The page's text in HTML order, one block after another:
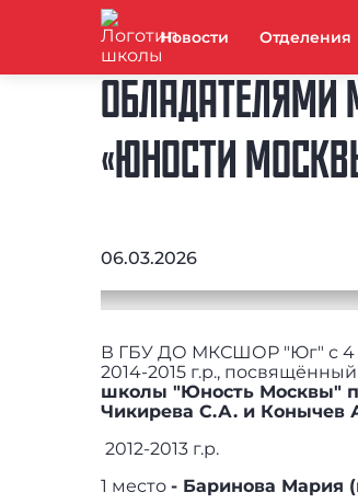
Новости Отделения
ОБЛАДАТЕЛЯМИ
«ЮНОСТИ
06.03.2026
В ГБУ ДО МКСШОР "Юг" с 4
2014-2015 г.р.,
школы "Юность Москвы"
Чикирева С.А. и Конычев
2012-2013 г.р.
1 место - Баринова Мария